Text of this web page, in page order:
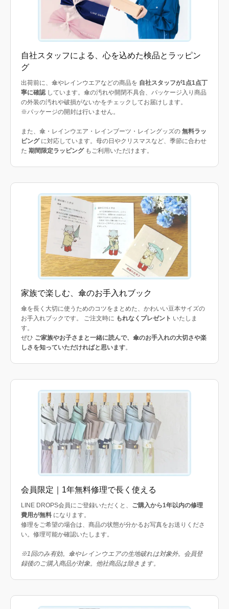
自社スタッフによる、心を込めた検品とラッピン
グ
出荷前に、傘やレインウエアなどの商品を 自社スタッフが1点1点丁
寧に確認しています。傘の汚れや開閉不具合、パッケージ入り商品
の外装の汚れや破損がないかをチェックしてお届けします。
※パッケージの開封は行いません。
また、傘・レインウエア・レインブーツ・レイングッズの 無料ラッ
ピングに対応しています。母の日やクリスマスなど、季節に合わせ
た 期間限定ラッピングもご利用いただけます。
家族で楽しむ、傘のお手入れブック
傘を長く大切に使うためのコツをまとめた、かわいい豆本サイズの
お手入れブックです。 ご注文時に もれなくプレゼント いたしま
す。
ぜひ ご家族やお子さまと一緒に読んで、傘のお手入れの大切さや楽
しさを知っていただければと思います。
会員限定｜1年無料修理で長く使える
LINE DROPS会員にご登録いただくと、 ご購入から1年以内の修理
費用が無料 になります。
修理をご希望の場合は、商品の状態が分かるお写真をお送りくださ
い。修理可能か確認いたします。
※1回のみ有効。傘やレインウエアの生地破れは対象外。会員登
録後のご購入商品が対象。他社商品は除きます。